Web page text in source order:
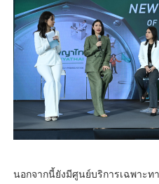
นอกจากนี้ยังมีศูนย์บริการเฉพาะ